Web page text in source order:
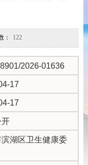
： 122
2026-01636
17
17
开
湖区卫生健康委